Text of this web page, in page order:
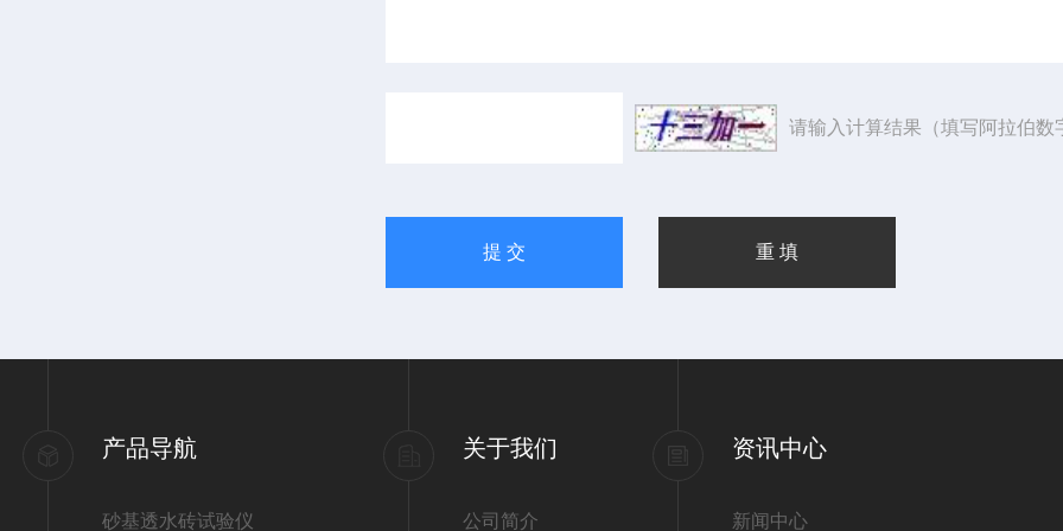
请输入计算结果（填写阿拉伯数
产品导航
砂基透水砖试验仪
关于我们
公司简介
资讯中心
新闻中心